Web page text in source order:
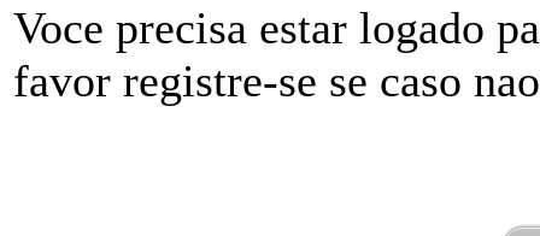
Voce precisa estar logado
favor registre-se se caso